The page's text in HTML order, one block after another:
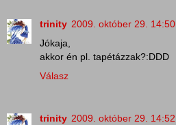
trinity 2009. október 29. 14:50
Jókaja,
akkor én pl. tapétázzak?:DDD
Válasz
trinity 2009. október 29. 14:52